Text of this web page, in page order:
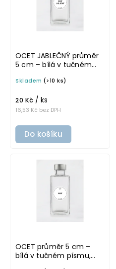
OCET JABLEČNÝ průměr
5 cm – bílá v tučném
samolepka na
Skladem (>10 ks)
16,53 Kč bez DPH
20 Kč / ks
Do košíku
OCET průměr 5 cm –
bílá v tučném písmu,